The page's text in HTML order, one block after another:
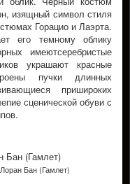
изящный символ стиля
Горацио и Лаэрта.
его темному облику
имеютсеребристые
украшают красные
пучки длинных
пришироких
сценической обуви с
Бан (Гамлет)